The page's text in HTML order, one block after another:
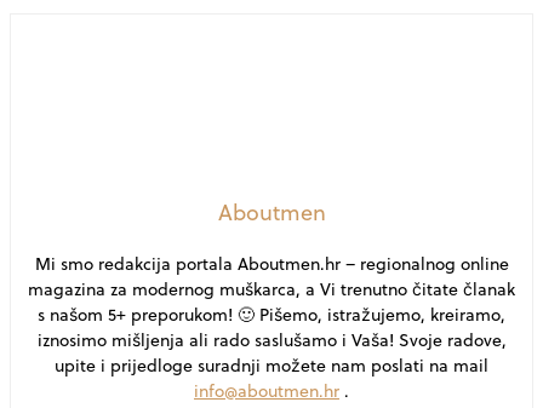
Aboutmen
Mi smo redakcija portala Aboutmen.hr – regionalnog online
magazina za modernog muškarca, a Vi trenutno čitate članak
s našom 5+ preporukom! 🙂 Pišemo, istražujemo, kreiramo,
iznosimo mišljenja ali rado saslušamo i Vaša! Svoje radove,
upite i prijedloge suradnji možete nam poslati na mail
info@aboutmen.hr .